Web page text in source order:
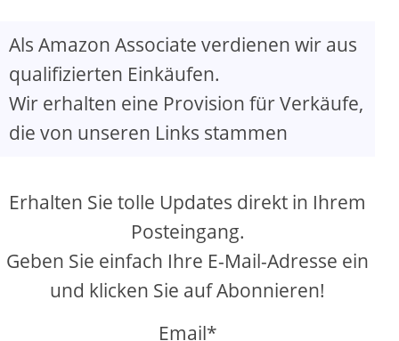
Als Amazon Associate verdienen wir aus
qualifizierten Einkäufen.
Wir erhalten eine Provision für Verkäufe,
die von unseren Links stammen
Erhalten Sie tolle Updates direkt in Ihrem
Posteingang.
Geben Sie einfach Ihre E-Mail-Adresse ein
und klicken Sie auf Abonnieren!
Email*